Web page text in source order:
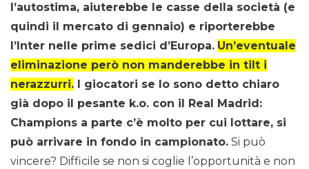
l’autostima, aiuterebbe le casse della società (e
quindi il mercato di gennaio) e riporterebbe
l’Inter nelle prime sedici d’Europa. Un’eventuale
eliminazione però non manderebbe in tilt i
nerazzurri. I giocatori se lo sono detto chiaro
già dopo il pesante k.o. con il Real Madrid:
Champions a parte c’è molto per cui lottare, si
può arrivare in fondo in campionato. Si può
vincere? Difficile se non si coglie l’opportunità e non